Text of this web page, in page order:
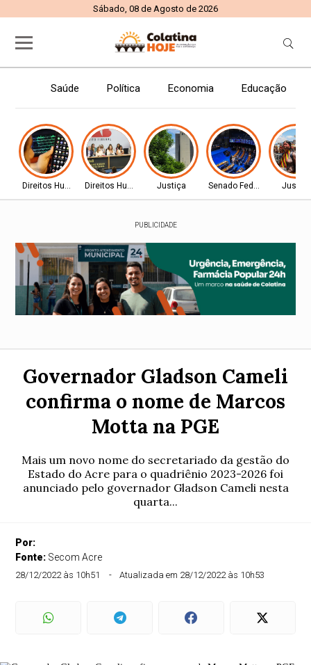
Sábado, 08 de Agosto de 2026
Saúde Política Economia Educação
Direitos HumanosDireitos Humanos Justiça Senado Federal Justiça
PUBLICIDADE
Governador Gladson Cameli
confirma o nome de Marcos
Motta na PGE
Mais um novo nome do secretariado da gestão do
Estado do Acre para o quadriênio 2023-2026 foi
anunciado pelo governador Gladson Cameli nesta
quarta...
Por:
Fonte: Secom Acre
28/12/2022 às 10h51 Atualizada em 28/12/2022 às 10h53